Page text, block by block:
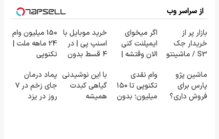
از سراسر وب
بازار پر از
خریدار جک
S3 / ماشینتو
بفروش
اگر میخوای
ایمپلنت کنی
الان وقتشه |
میلیون
تومان!!!
خرید موبایل با
اسنپ پی | در
۴ قسط بدون
150 میلیون وام
24 ماهه ملت |
تکنوپی
ماشین پژو
پارس برای
فروش داری؟
وام نقدی
تکنوپی تا ۱۵۰
میلیون؛ بدون
با این نوشیدنی
گیاهی کبدت
همیشه
پماد درمان
جای زخم در ۷
روز در یزد